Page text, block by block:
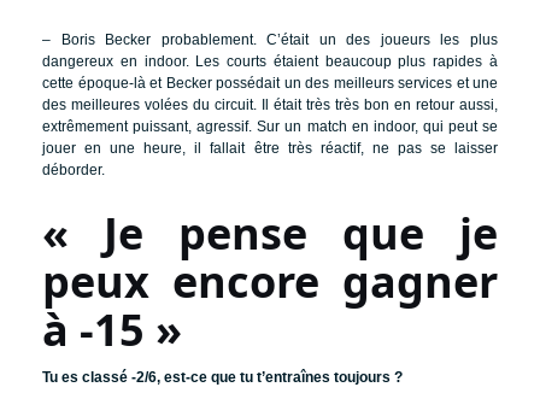
– Boris Becker probablement. C’était un des joueurs les plus
dangereux en indoor. Les courts étaient beaucoup plus rapides à
cette époque-là et Becker possédait un des meilleurs services et une
des meilleures volées du circuit. Il était très très bon en retour aussi,
extrêmement puissant, agressif. Sur un match en indoor, qui peut se
jouer en une heure, il fallait être très réactif, ne pas se laisser
déborder.
« Je pense que je
peux encore gagner
à -15 »
Tu es classé -2/6, est-ce que tu t’entraînes toujours ?